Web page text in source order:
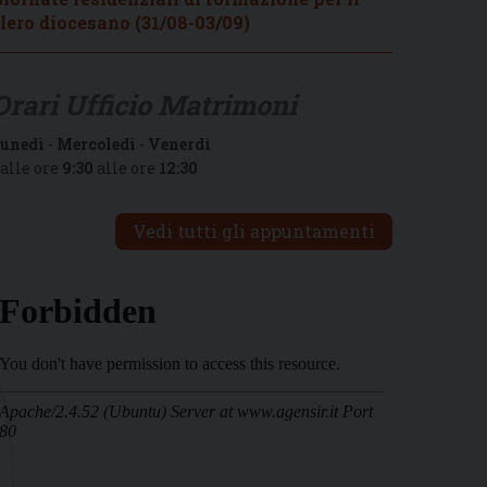
diocesano (31/08-03/09)
- Mercoledì - Venerdì
ore 9:30 alle ore 12:30
Vedi tutti gli appuntamenti